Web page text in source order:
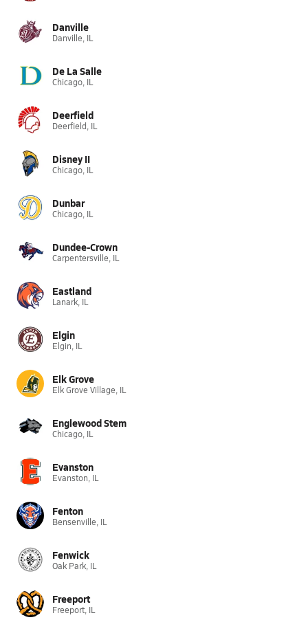
Danville
Danville, IL
De La Salle
Chicago, IL
Deerfield
Deerfield, IL
Disney II
Chicago, IL
Dunbar
Chicago, IL
Dundee-Crown
Carpentersville, IL
Eastland
Lanark, IL
Elgin
Elgin, IL
Elk Grove
Elk Grove Village, IL
Englewood Stem
Chicago, IL
Evanston
Evanston, IL
Fenton
Bensenville, IL
Fenwick
Oak Park, IL
Freeport
Freeport, IL